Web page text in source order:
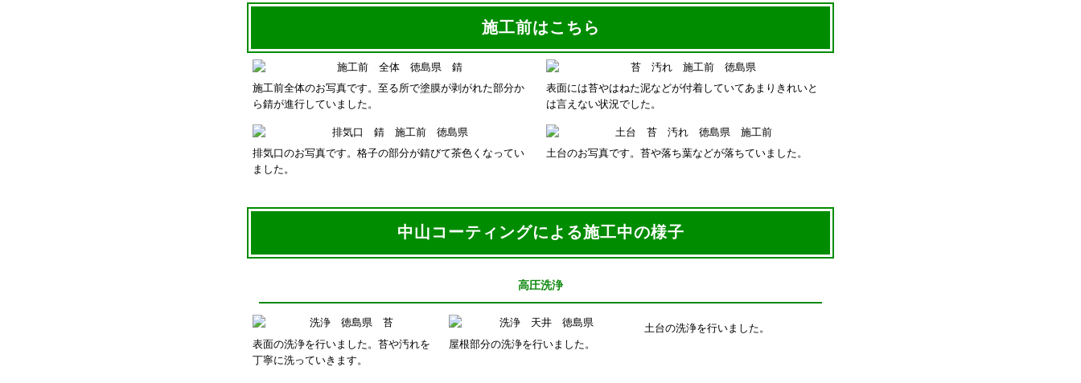
施工前はこちら
施工前全体のお写真です。至る所で塗膜が剥がれた部分か
ら錆が進行していました。
表面には苔やはねた泥などが付着していてあまりきれいと
は言えない状況でした。
排気口のお写真です。格子の部分が錆びて茶色くなってい
ました。
土台のお写真です。苔や落ち葉などが落ちていました。
中山コーティングによる施工中の様子
高圧洗浄
表面の洗浄を行いました。苔や汚れを
丁寧に洗っていきます。
屋根部分の洗浄を行いました。
土台の洗浄を行いました。